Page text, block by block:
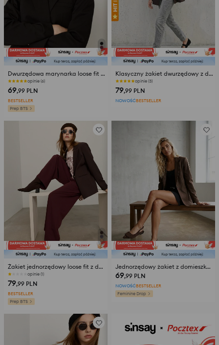
Dwurzędowa marynarka loose fit z domieszką wiskozy
opinie (6)
69,99 PLN
BESTSELLER
Prep BTS
Klasyczny żakiet dwurzędowy z domieszką wiskozy
opinie (3)
79,99 PLN
NOWOŚĆBESTSELLER
Żakiet jednorzędowy loose fit z domieszką wiskozy
opinie (1)
79,99 PLN
BESTSELLER
Prep BTS
Jednorzędowy żakiet z domieszką wiskozy
69,99 PLN
NOWOŚĆBESTSELLER
Feminine Drop